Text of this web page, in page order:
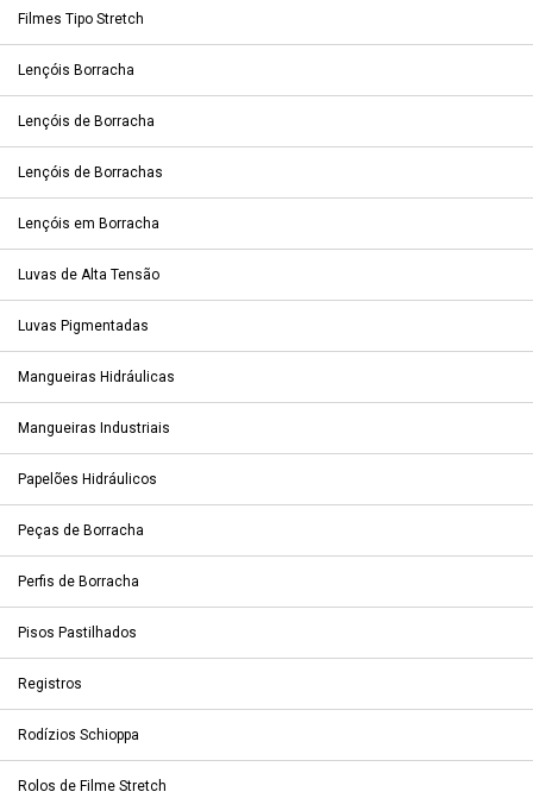
Filmes Tipo Stretch
Lençóis Borracha
Lençóis de Borracha
Lençóis de Borrachas
Lençóis em Borracha
Luvas de Alta Tensão
Luvas Pigmentadas
Mangueiras Hidráulicas
Mangueiras Industriais
Papelões Hidráulicos
Peças de Borracha
Perfis de Borracha
Pisos Pastilhados
Registros
Rodízios Schioppa
Rolos de Filme Stretch